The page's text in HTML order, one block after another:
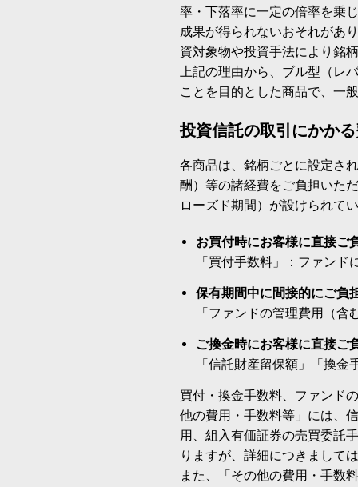
率・下落率に一定の倍率を乗
成果が得られないおそれがあ
資対象物や投資手法により銘
上記の理由から、ブル型（レ
ことを目的とした商品で、一
投資信託の取引にかか
各商品は、銘柄ごとに設定さ
酬）等の諸経費をご負担いた
ローズド期間）が設けられて
お買付時にお客様に直接ご
「買付手数料」：ファンド
保有期間中に間接的にご負
「ファンドの管理費用（
ご換金時にお客様に直接ご
「信託財産留保額」「換
買付・換金手数料、ファンド
他の費用・手数料等」には、
用、組入有価証券の売買委託
りますが、詳細につきまして
また、「その他の費用・手数